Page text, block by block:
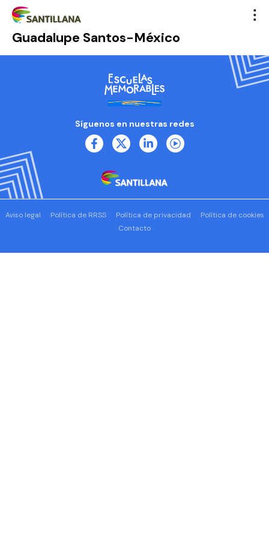
Guadalupe Santos-México
Síguenos en nuestras redes
Aviso legal Política de RRSS Política de privacidad
Política de cookies
Contacto